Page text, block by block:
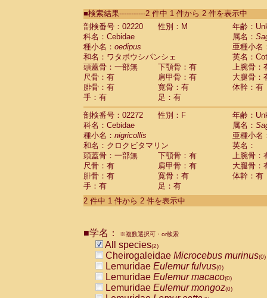
CebidaeSaguinus labiatus(0)
Cebidae Saguinus leucopus (0)
Cebidae
Cebidae
CebidaeSaguinus nigricollis (1)
Cebidae Saguinus oedipus
Cebidae Saguinus weddelli
Cebidae Saguinusspp.
Cebidae Aotus trivirgatus
Cebidae Cebus albifrons
Cebidae
CebidaeCebus capucinus
CebidaeCebus nigrivittatus
Cebidae Cebusspp.(0)
Cebidae Saimiri boliviensis
Cebidae Saimiri sciureus
Atelidae Alouatta caraya
AtelidaeAlouatta fusca
AtelidaeAlouatta seniculus
AtelidaeAteles belzebuth
AtelidaeAteles geoffroyi
AtelidaeAteles paniscus(0)
AtelidaeAtelesspp. (0)
AtelidaeLagothrix lagothricha
AtelidaeLagothrix lagothricha cana
PitheciidaeCacajao calvus
■検索結果-----------2 件中 1 件から 2 件を表示中
剖検番号：02220
性別：M
年齢：
科名：Cebidae
属名：
種小名： oedipus
亜種小名
和名：ワタボウシパンシェ
英名：
頭蓋骨：一部無
下顎骨：有
上腕骨：
尺骨：有
肩甲骨：有
大腿骨：
腓骨：有
寛骨：有
体幹：有
手：有
足：有
剖検番号：02272
性別：F
年齢：
科名：Cebidae
属名：
種小名： nigricollis
亜種小名
和名：クロクビタマリン
英名：
頭蓋骨：一部無
下顎骨：有
上腕骨：
尺骨：有
肩甲骨：有
大腿骨：
腓骨：有
寛骨：有
体幹：有
手：有
足：有
2 件中 1 件から 2 件を表示中
■学名： ※複数選択可・or検索
All species(2)
Cheirogaleidae Microcebus murinus(0)
Lemuridae Eulemur fulvus(0)
Lemuridae Eulemur macaco(0)
Lemuridae Eulemur mongoz(0)